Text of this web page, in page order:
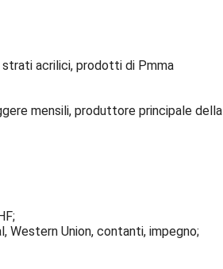
acrilici, prodotti di Pmma
mensili, produttore principale della
Union, contanti, impegno;